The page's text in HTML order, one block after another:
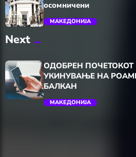
trending_flat
осомничени
МАКЕДОНИЈА
Next
ОДОБРЕН ПОЧЕТОКОТ
УКИНУВАЊЕ НА
БАЛКАН
МАКЕДОНИЈА